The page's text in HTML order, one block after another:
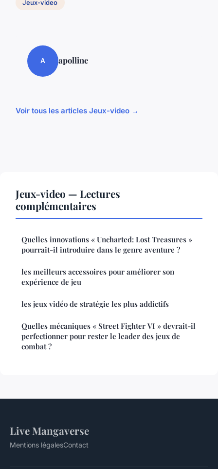
Jeux-video
A apolline
Voir tous les articles Jeux-video →
Jeux-video — Lectures
complémentaires
Quelles innovations « Uncharted: Lost Treasures »
pourrait-il introduire dans le genre aventure ?
les meilleurs accessoires pour améliorer son
expérience de jeu
les jeux vidéo de stratégie les plus addictifs
Quelles mécaniques « Street Fighter VI » devrait-il
perfectionner pour rester le leader des jeux de
combat ?
Live Mangaverse
Mentions légalesContact